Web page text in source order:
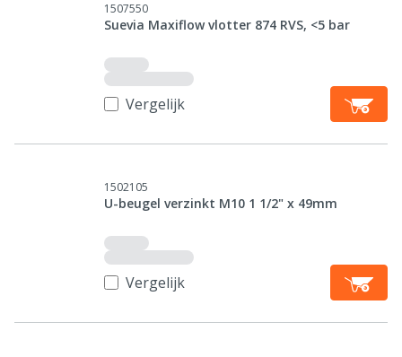
1507550
Suevia Maxiflow vlotter 874 RVS, <5 bar
Vergelijk
1502105
U-beugel verzinkt M10 1 1/2" x 49mm
Vergelijk